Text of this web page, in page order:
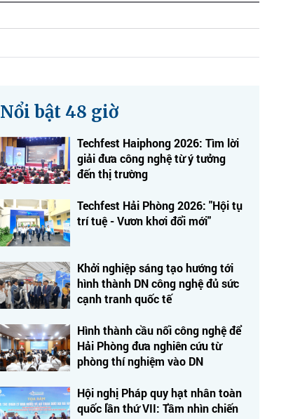
Nổi bật 48 giờ
Techfest Haiphong 2026: Tìm lời
giải đưa công nghệ từ ý tưởng
đến thị trường
Techfest Hải Phòng 2026: "Hội tụ
trí tuệ - Vươn khơi đổi mới"
Khởi nghiệp sáng tạo hướng tới
hình thành DN công nghệ đủ sức
cạnh tranh quốc tế
Hình thành cầu nối công nghệ để
Hải Phòng đưa nghiên cứu từ
phòng thí nghiệm vào DN
Hội nghị Pháp quy hạt nhân toàn
quốc lần thứ VII: Tầm nhìn chiến